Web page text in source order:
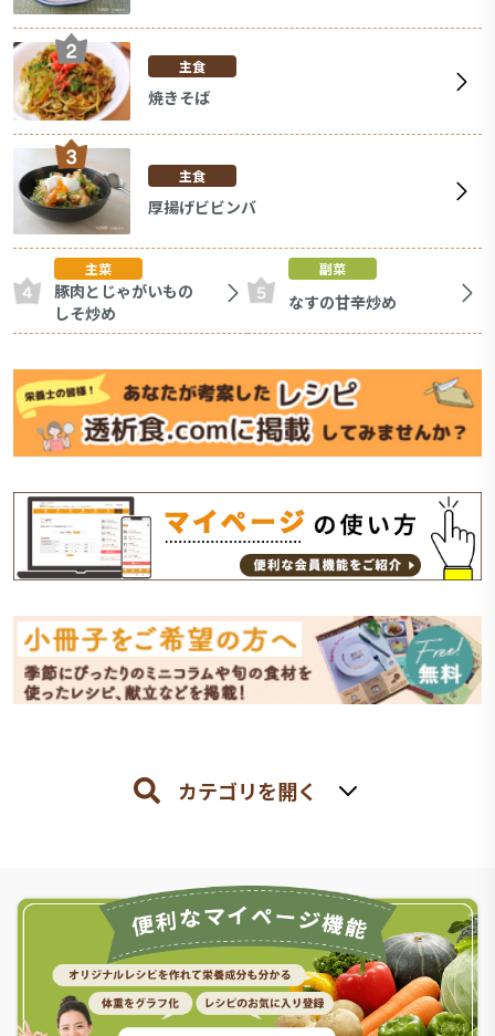
主食
焼きそば
主食
厚揚げビビンバ
主菜
豚肉とじゃがいもの
しそ炒め
副菜
なすの甘辛炒め
カテゴリを開く